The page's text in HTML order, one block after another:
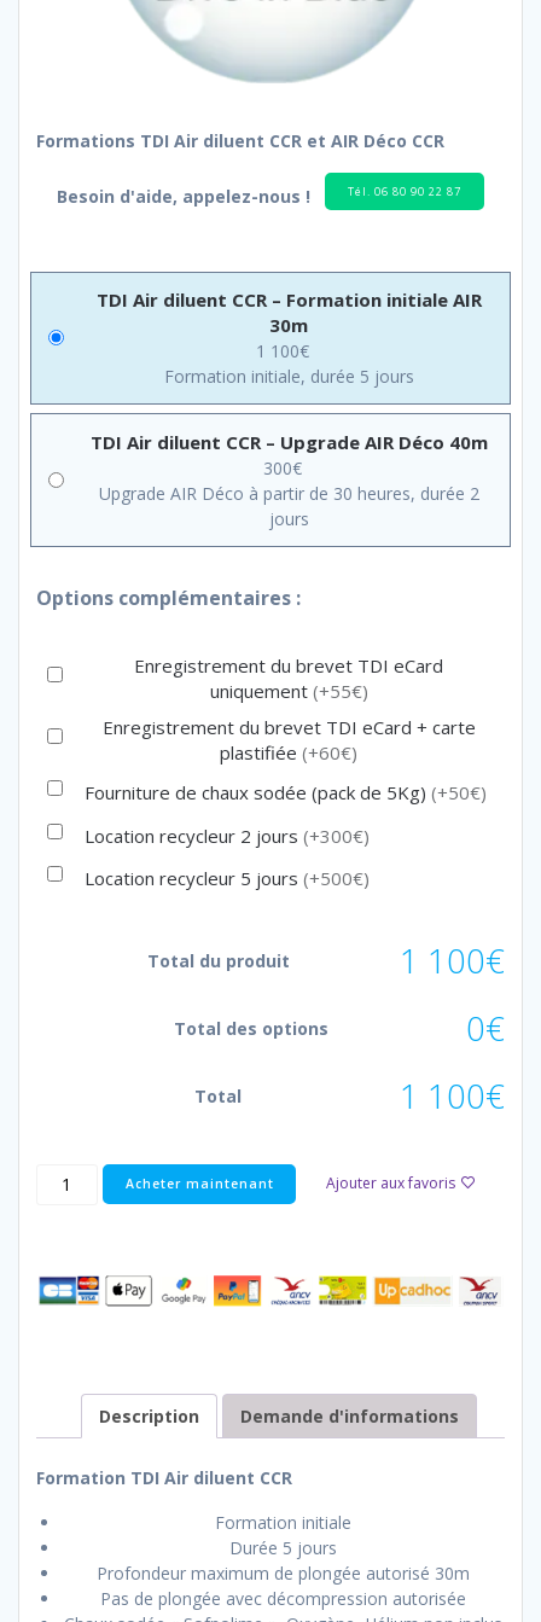
Formations TDI Air diluent CCR et AIR Déco CCR
Besoin d'aide, appelez-nous ! Tél. 06 80 90 22 87
TDI Air diluent CCR – Formation initiale AIR
30m
1 100€
Formation initiale, durée 5 jours
TDI Air diluent CCR – Upgrade AIR Déco 40m
300€
Upgrade AIR Déco à partir de 30 heures, durée 2
jours
Options complémentaires :
Enregistrement du brevet TDI eCard
uniquement (+55€)
Enregistrement du brevet TDI eCard + carte
plastifiée(+60€)
Fourniture de chaux sodée (pack de 5Kg)(+50€)
Location recycleur 2 jours(+300€)
Location recycleur 5 jours(+500€)
Total du produit 1 100€
Total des options 0€
Total 1 100€
Acheter maintenant Ajouter aux favoris
Description Demande d'informations
Formation TDI Air diluent CCR
Formation initiale
Durée 5 jours
Profondeur maximum de plongée autorisé 30m
Pas de plongée avec décompression autorisée